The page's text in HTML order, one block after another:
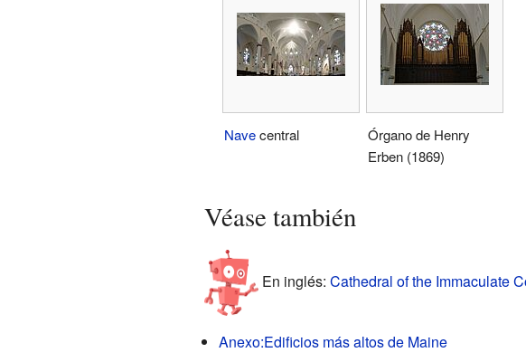
Navecentral
Órgano de Henry
Erben (1869)
Véase también
En inglés: Cathedral of the Immaculate
Anexo:Edificios más altos de Maine